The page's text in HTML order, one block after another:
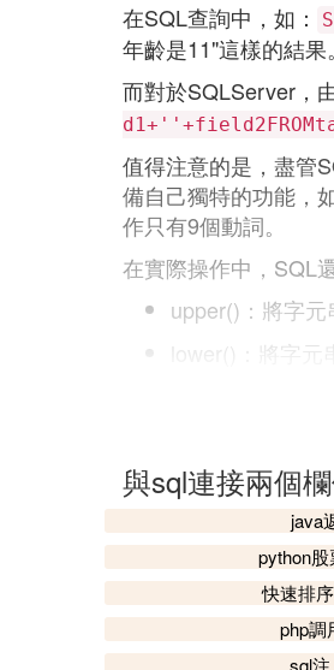
在SQL查詢中，如：
年齡是11"這樣的結果。
而對於SQLServer，
值得注意的是，盡管
備自己獨特的功能，
作只有9個動詞。
在實際操作中，SQL
upper()：將字元
lower()：將字元
reverse()：反轉
stuff()：替換字
了解這些基礎知識和
所幫助！
⑶ sql如何將二個
與sql連接兩個
java
python
快速排
php調
sql